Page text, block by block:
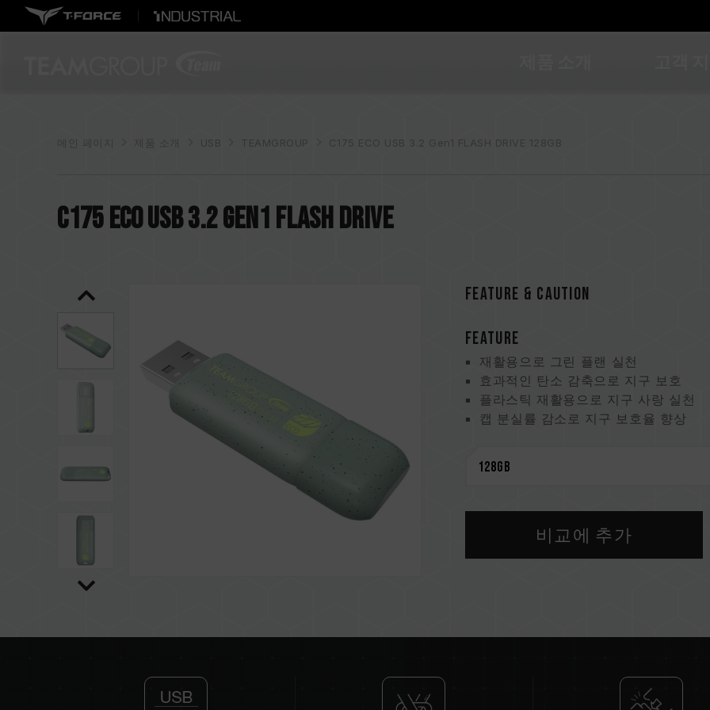
제품 소개 USB C175 ECO USB 3.2 Gen1 FLASH DRIVE 128GB
C175 ECO USB 3.2 Gen1 FLASH DRIVE
FEATURE & CAUTION
FEATURE
재활용으로 그린 플랜 실천
효과적인 탄소 감축으로 지구 보호
플라스틱 재활용으로 지구 사랑 실천
캡 분실률 감소로 지구 보호율 향상
비교에 추가